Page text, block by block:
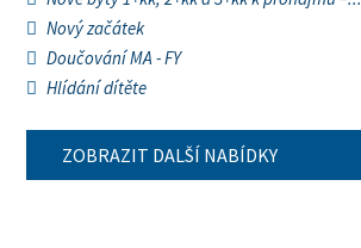
Nový začátek
Doučování MA - FY
Hlídání dítěte
ZOBRAZIT DALŠÍ NABÍDKY